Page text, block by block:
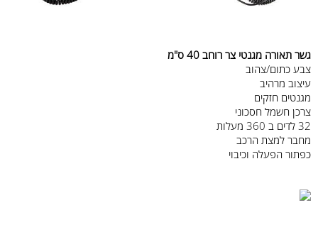
גשר תאורה מגנטי צר רוחב 40 ס"מ
צבע כתום/צהוב
עיצוב מרהיב
מגנטים חזקים
צרכן חשמל חסכוני
32 לדים
ב 360 מעלות
מחבר למצת הרכב
כפתור הפעלה וכיבוי